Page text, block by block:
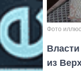
Фото
из